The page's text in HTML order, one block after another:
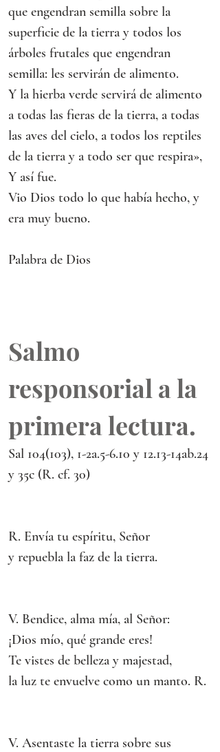
que engendran semilla sobre la
superficie de la tierra y todos los
árboles frutales que engendran
semilla: les servirán de alimento.
Y la hierba verde servirá de alimento
a todas las fieras de la tierra, a todas
las aves del cielo, a todos los reptiles
de la tierra y a todo ser que respira»,
Y así fue.
Vio Dios todo lo que había hecho, y
era muy bueno.
Palabra de Dios
Salmo
responsorial a la
primera lectura.
Sal 104(103), 1-2a.5-6.10 y 12.13-14ab.24
y 35c (R. cf. 30)
R. Envía tu espíritu, Señor
y repuebla la faz de la tierra.
V. Bendice, alma mía, al Señor:
¡Dios mío, qué grande eres!
Te vistes de belleza y majestad,
la luz te envuelve como un manto. R.
V. Asentaste la tierra sobre sus